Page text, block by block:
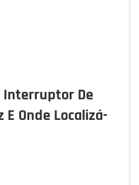
Interruptor De
E Onde Localizá-